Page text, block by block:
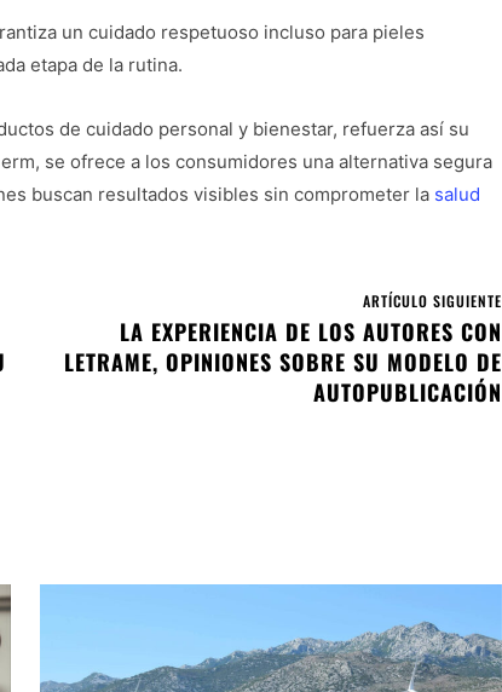
un cuidado respetuoso incluso para pieles
etapa de la rutina.
de cuidado personal y bienestar, refuerza así su
se ofrece a los consumidores una alternativa segura
buscan resultados visibles sin comprometer la salud
ARTÍCULO SIGUIENTE
LA EXPERIENCIA DE LOS AUTORES CON
LETRAME, OPINIONES SOBRE SU MODELO DE
AUTOPUBLICACIÓN